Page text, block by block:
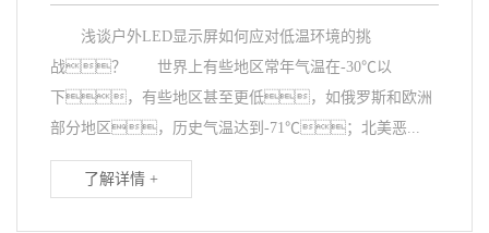
浅谈户外LED显示屏如何应对低温环境的挑
战？ 世界上有些地区常年气温在-30℃以
下，有些地区甚至更低，如俄罗斯和欧洲
部分地区，历史气温达到-71℃；北美恶...
了解详情 +